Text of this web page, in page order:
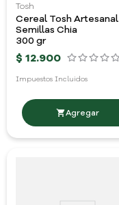
Tosh
Cereal Tosh Artesanal
Semillas Chia
300 gr
$ 12.900
Impuestos Incluidos